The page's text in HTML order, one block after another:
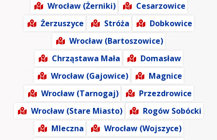
Wrocław (Żerniki)
Cesarzowice
Żerzuszyce
Stróża
Dobkowice
Wrocław (Bartoszowice)
Chrząstawa Mała
Domasław
Wrocław (Gajowice)
Magnice
Wrocław (Tarnogaj)
Przezdrowice
Wrocław (Stare Miasto)
Rogów Sobócki
Mleczna
Wrocław (Wojszyce)